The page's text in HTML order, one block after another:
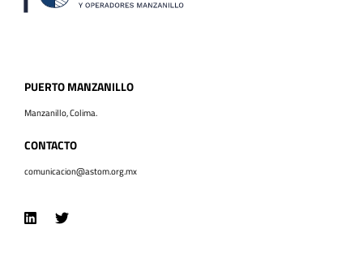
PUERTO MANZANILLO
Manzanillo, Colima.
CONTACTO
comunicacion@astom.org.mx